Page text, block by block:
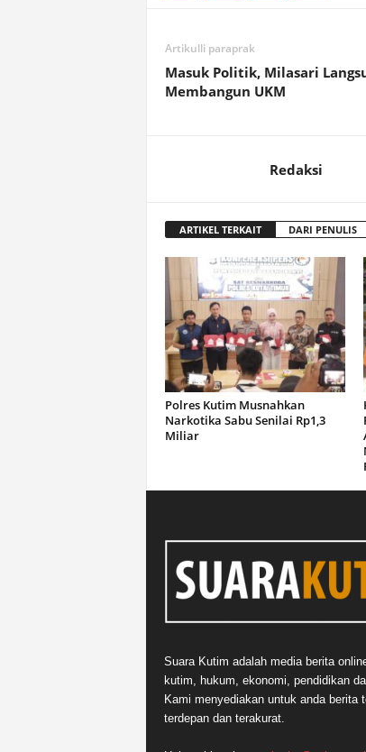
Artikulli paraprak
Masuk Politik, Milasari
Membangun UKM
Redaksi
ARTIKEL TERKAIT DARI PENULIS
Polres Kutim Musnahkan
Narkotika Sabu Senilai Rp1,3
Miliar
Suara Kutim adalah media berita
kutim, hukum, ekonomi, pendidikan
Kami menyediakan untuk anda berita
terdepan dan terakurat.